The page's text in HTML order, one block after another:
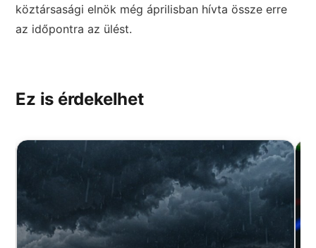
köztársasági elnök még áprilisban hívta össze erre
az időpontra az ülést.
Ez is érdekelhet